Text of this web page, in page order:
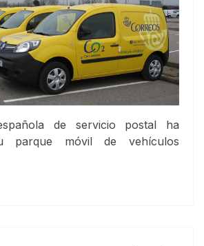
de servicio postal ha
parque móvil de vehículos